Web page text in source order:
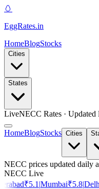
🥚
EggRates.in
HomeBlogStocks
Cities
States
LiveNECC Rates ·
HomeBlogStocks Cities
NECC prices updated daily
NECC Live
₹5.1|Mumbai₹5.8|Delhi